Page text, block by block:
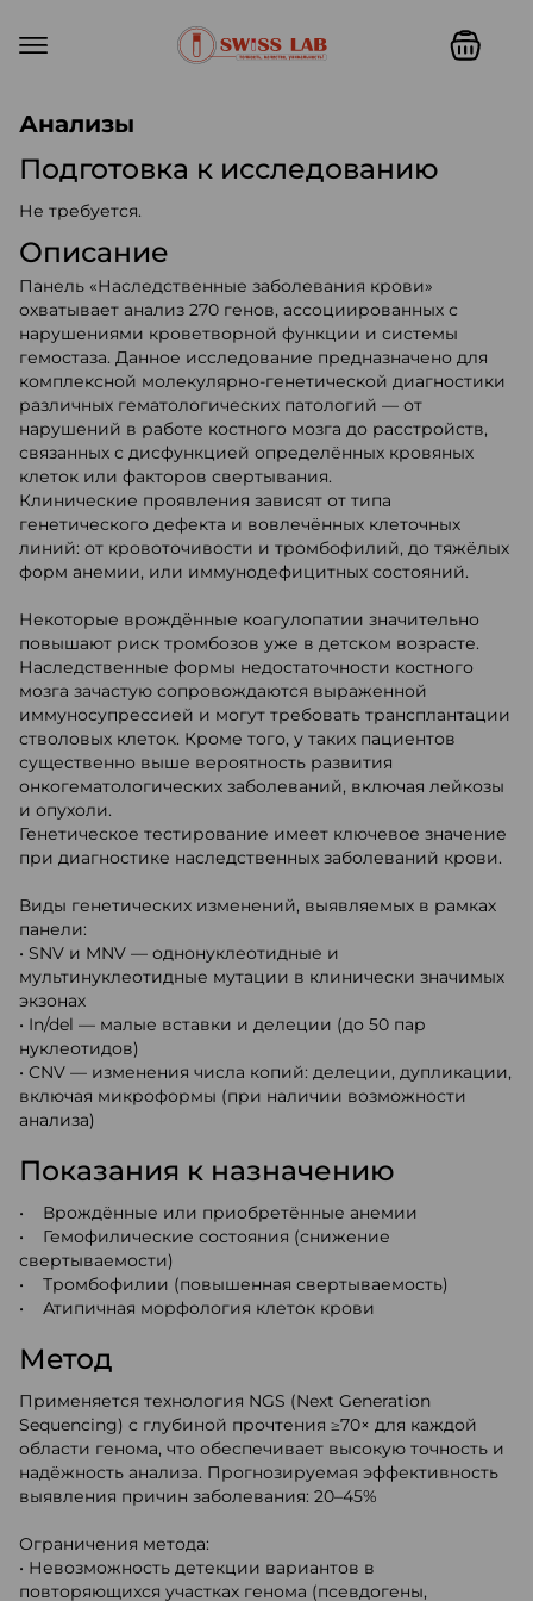
Анализы
Подготовка к исследованию
Не требуется.
Описание
Панель «Наследственные заболевания крови»
охватывает анализ 270 генов, ассоциированных с
нарушениями кроветворной функции и системы
гемостаза. Данное исследование предназначено для
комплексной молекулярно-генетической диагностики
различных гематологических патологий — от
нарушений в работе костного мозга до расстройств,
связанных с дисфункцией определённых кровяных
клеток или факторов свертывания.
Клинические проявления зависят от типа
генетического дефекта и вовлечённых клеточных
линий: от кровоточивости и тромбофилий, до тяжёлых
форм анемии, или иммунодефицитных состояний.
Некоторые врождённые коагулопатии значительно
повышают риск тромбозов уже в детском возрасте.
Наследственные формы недостаточности костного
мозга зачастую сопровождаются выраженной
иммуносупрессией и могут требовать трансплантации
стволовых клеток. Кроме того, у таких пациентов
существенно выше вероятность развития
онкогематологических заболеваний, включая лейкозы
и опухоли.
Генетическое тестирование имеет ключевое значение
при диагностике наследственных заболеваний крови.
Виды генетических изменений, выявляемых в рамках
панели:
• SNV и MNV — однонуклеотидные и
мультинуклеотидные мутации в клинически значимых
экзонах
• In/del — малые вставки и делеции (до 50 пар
нуклеотидов)
• CNV — изменения числа копий: делеции, дупликации,
включая микроформы (при наличии возможности
анализа)
Показания к назначению
• Врождённые или приобретённые анемии
• Гемофилические состояния (снижение
свертываемости)
• Тромбофилии (повышенная свертываемость)
• Атипичная морфология клеток крови
Метод
Применяется технология NGS (Next Generation
Sequencing) с глубиной прочтения ≥70× для каждой
области генома, что обеспечивает высокую точность и
надёжность анализа. Прогнозируемая эффективность
выявления причин заболевания: 20–45%
Ограничения метода:
• Невозможность детекции вариантов в
повторяющихся участках генома (псевдогены,